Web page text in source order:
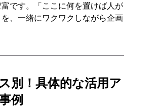
です。「ここに何を置けば人が
、一緒にワクワクしながら企画
別！具体的な活用ア
例